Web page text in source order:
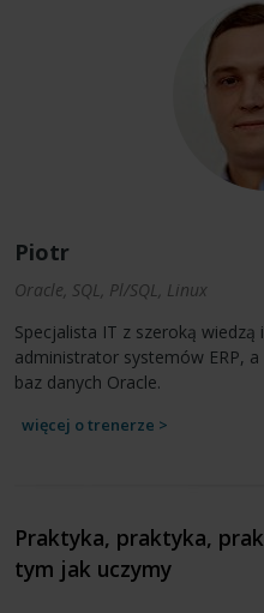
Piotr
Oracle, SQL, Pl/SQL, Linux
Specjalista IT z szeroką
administrator systemów ERP,
baz danych Oracle.
więcej o trenerze >
Praktyka, praktyka,
tym jak uczymy